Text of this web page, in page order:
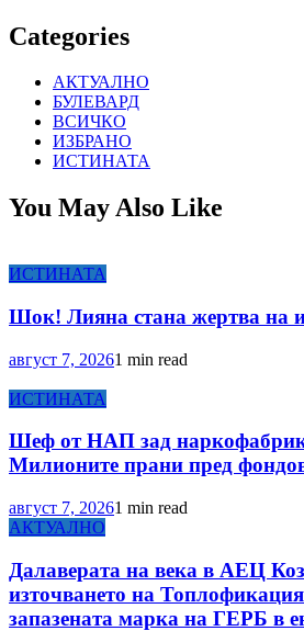
Categories
АКТУАЛНО
БУЛЕВАРД
ВСИЧКО
ИЗБРАНО
ИСТИНАТА
You May Also Like
ИСТИНАТА
Шок! Лияна стана жертва на
август 7, 20261 min read
ИСТИНАТА
Шеф от НАП зад
Милионите прани пред
август 7, 20261 min read
АКТУАЛНО
Далаверата на века в АЕЦ
източването на
запазената марка на ГЕРБ в